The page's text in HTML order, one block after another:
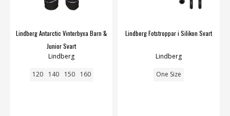
Lindberg Antarctic Vinterbyxa Barn &
Junior Svart
Lindberg
120 140 150 160
Lindberg Fotstroppar i Silikon Svart
Lindberg
One Size